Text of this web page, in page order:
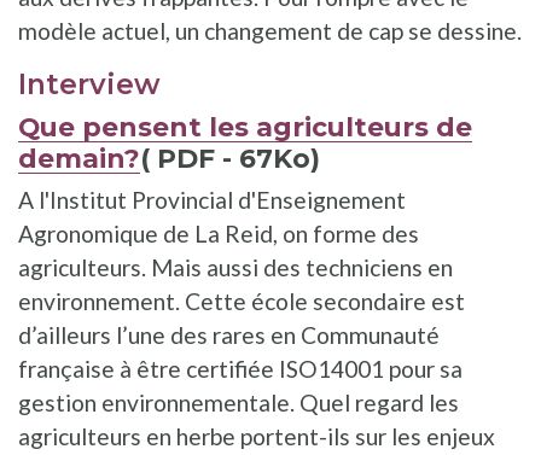
modèle actuel, un changement de cap se dessine.
Interview
Que pensent les agriculteurs de
demain?( PDF - 67Ko)
A l'Institut Provincial d'Enseignement
Agronomique de La Reid, on forme des
agriculteurs. Mais aussi des techniciens en
environnement. Cette école secondaire est
d’ailleurs l’une des rares en Communauté
française à être certifiée ISO14001 pour sa
gestion environnementale. Quel regard les
agriculteurs en herbe portent-ils sur les enjeux